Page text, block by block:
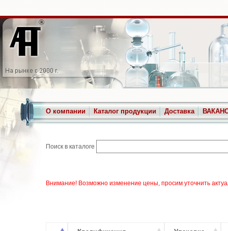
О компании Каталог продукции Доставка
Поиск в каталоге
Внимание! Возможно изменение цены, просим уточнить